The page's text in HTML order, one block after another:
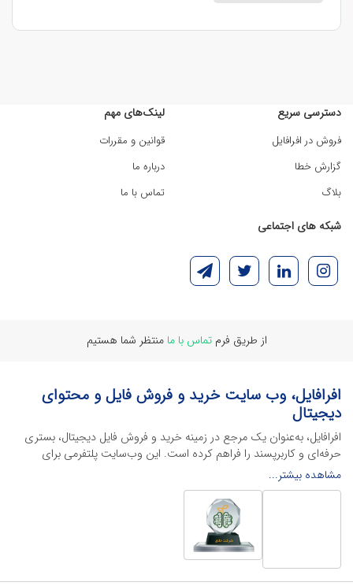
دسترسی سریع
فروش در افرافایل
گزارش خطا
بلاگ
لینک‌های مهم
قوانین و مقررات
درباره ما
تماس با ما
شبکه های اجتماعی
از طریق فرمتماس با ما منتظر شما هستیم
افرافایل، وب سایت خرید و فروش فایل و محتوای
دیجیتال
افرافایل، به‌عنوان یک مرجع در زمینه خرید و فروش فایل دیجیتال، بستری
حرفه‌ای و کاربرپسند را فراهم کرده است. این وب‌سایت‌ پلتفرمی برای
طراحان، دانشجویان و فریلنسرها ایجاد می‌کند تا به راحتی محصولات
دیجیتال خود را به فروش رسانده یا از محتواهایی باکیفیت برای پیشبرد
اهدافشان استفاده کنند.
این سایت با ارائه تنوع گسترده‌ای از محصولات دیجیتال از انواع فایل های
لایه باز نرم افراهای ادیت ویدئو گرفته تا فایل لایه باز فتوشاپ، ایلاستریتور و
اکسل گرفته تا قالب‌های ارائه پاورپوینت به کاربران کمک می‌کند تا زمان و
مشاهده بیشتر...